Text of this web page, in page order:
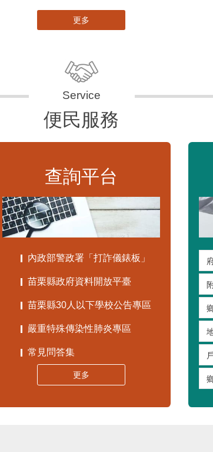
更多
便民服務
查詢平台
內政部警政署「打詐儀錶板」
苗栗縣政府資料開放平臺
苗栗縣30人以下學校公告專區
嚴重特殊傳染性肺炎專區
常見問答集
更多